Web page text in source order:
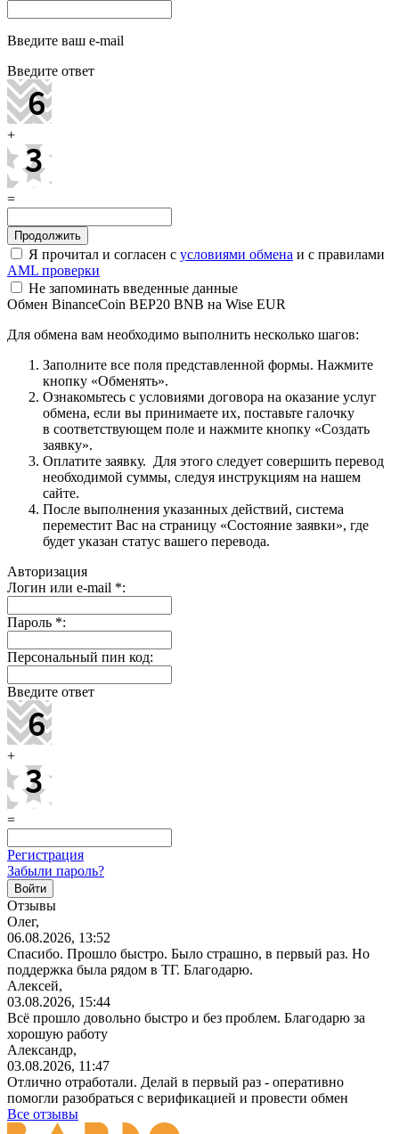
Введите ваш e-mail
Введите ответ
+
=
Я прочитал и согласен с условиями обмена и с правилами
AML проверки
Не запоминать введенные данные
Обмен BinanceCoin BEP20 BNB на Wise EUR
Для обмена вам необходимо выполнить несколько шагов:
Заполните все поля представленной формы. Нажмите
кнопку «Обменять».
Ознакомьтесь с условиями договора на оказание услуг
обмена, если вы принимаете их, поставьте галочку
в соответствующем поле и нажмите кнопку «Создать
заявку».
Оплатите заявку. Для этого следует совершить перевод
необходимой суммы, следуя инструкциям на нашем
сайте.
После выполнения указанных действий, система
переместит Вас на страницу «Состояние заявки», где
будет указан статус вашего перевода.
Авторизация
Логин или e-mail *:
Пароль *:
Персональный пин код:
Введите ответ
+
=
Регистрация
Забыли пароль?
Отзывы
Олег,
06.08.2026, 13:52
Спасибо. Прошло быстро. Было страшно, в первый раз. Но
поддержка была рядом в ТГ. Благодарю.
Алексей,
03.08.2026, 15:44
Всё прошло довольно быстро и без проблем. Благодарю за
хорошую работу
Александр,
03.08.2026, 11:47
Отлично отработали. Делай в первый раз - оперативно
помогли разобраться с верификацией и провести обмен
Все отзывы